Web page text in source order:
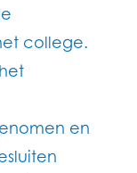
college.
en